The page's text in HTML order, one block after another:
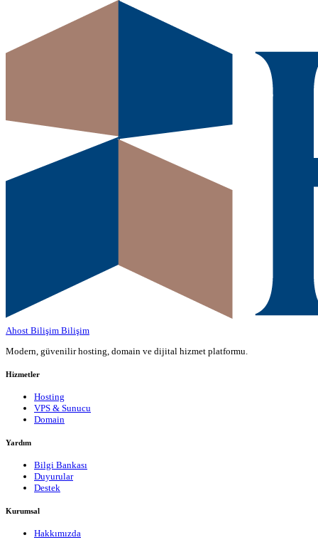
Ahost Bilişim Bilişim
Modern, güvenilir hosting, domain ve dijital hizmet platformu.
Hizmetler
Hosting
VPS & Sunucu
Domain
Yardım
Bilgi Bankası
Duyurular
Destek
Kurumsal
Hakkımızda